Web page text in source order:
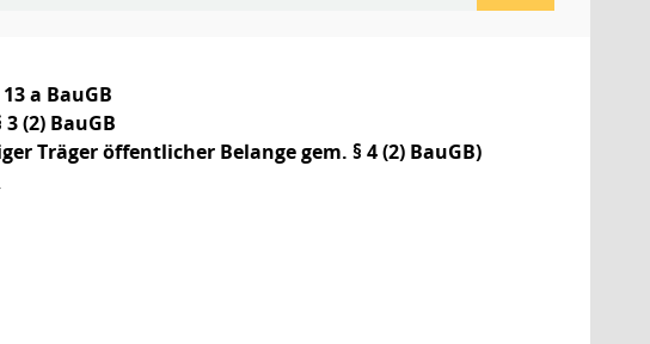
a BauGB
(2) BauGB
Träger öffentlicher Belange gem. § 4 (2) BauGB)